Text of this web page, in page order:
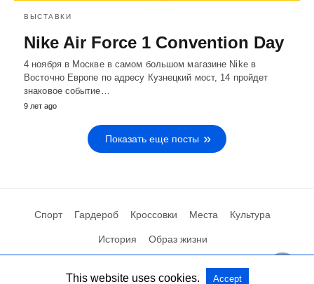
ВЫСТАВКИ
Nike Air Force 1 Convention Day
4 ноября в Москве в самом большом магазине Nike в
Восточно Европе по адресу Кузнецкий мост, 14 пройдет
знаковое событие…
9 лет ago
Показать еще посты
Спорт Гардероб Кроссовки Места Культура
История Образ жизни
Посмотреть мобильную версию
This website uses cookies. Accept